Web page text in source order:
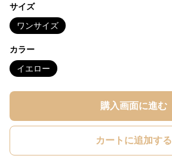
サイズ
ワンサイズ
カラー
イエロー
購入画面に進む
カートに追加する